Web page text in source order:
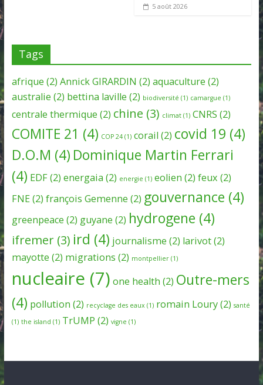
5 août 2026
Tags
afrique (2) Annick GIRARDIN (2) aquaculture (2)
australie (2) bettina laville (2) biodiversité (1) camargue (1)
centrale thermique (2) chine (3) climat(1) CNRS (2)
COMITE 21 (4) COP 24(1) corail (2) covid 19 (4)
D.O.M (4) Dominique Martin Ferrari
(4) EDF(2) energaia (2) energie (1) eolien (2) feux (2)
FNE(2) françois Gemenne (2) gouvernance (4)
greenpeace (2) guyane (2) hydrogene (4)
ifremer(3) ird (4) journalisme (2) larivot(2)
mayotte (2) migrations (2) montpellier(1)
nucleaire (7) one health (2) Outre-mers
(4) pollution (2) recyclage des eaux (1) romain Loury(2) santé
(1) the island (1) TrUMP (2) vigne (1)